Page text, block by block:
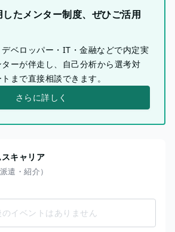
たメンター制度、ぜひご活用
ベロッパー・IT・金融などで内定実
ーが伴走し、自己分析から選考対
まで直接相談できます。
さらに詳しく
キャリア
遣・紹介）
のイベントはありません